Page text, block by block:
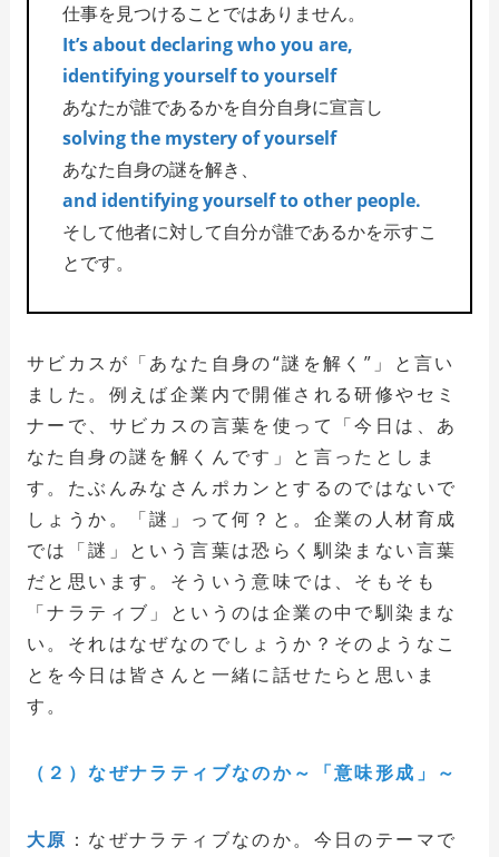
仕事を見つけることではありません。
It’s about declaring who you are,
identifying yourself to yourself
あなたが誰であるかを自分自身に宣言し
solving the mystery of yourself
あなた自身の謎を解き、
and identifying yourself to other people.
そして他者に対して自分が誰であるかを示すこ
とです。
サビカスが「あなた自身の“謎を解く”」と言い
ました。例えば企業内で開催される研修やセミ
ナーで、サビカスの言葉を使って「今日は、あ
なた自身の謎を解くんです」と言ったとしま
す。たぶんみなさんポカンとするのではないで
しょうか。「謎」って何？と。企業の人材育成
では「謎」という言葉は恐らく馴染まない言葉
だと思います。そういう意味では、そもそも
「ナラティブ」というのは企業の中で馴染まな
い。それはなぜなのでしょうか？そのようなこ
とを今日は皆さんと一緒に話せたらと思いま
す。
（２）なぜナラティブなのか～「意味形成」～
大原 ：なぜナラティブなのか。今日のテーマで